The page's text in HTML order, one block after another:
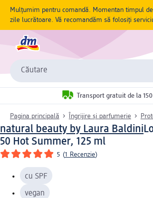
Mulțumim pentru comandă. Momentan timpul
zile lucrătoare. Vă recomandăm să folosiți
Căutare
Transport gratuit de la
Pagina principală Îngrijire și parfumerie
natural beauty by Laura Baldini
50 Hot Summer, 125 ml
5 (1 Recenzie)
cu SPF
vegan